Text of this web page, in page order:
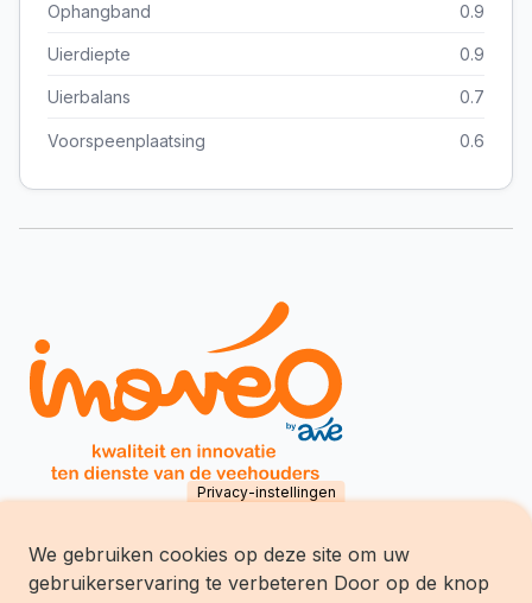
Ophangband 0.9
Uierdiepte 0.9
Uierbalans 0.7
Voorspeenplaatsing 0.6
Inovéo SCES
chemin du Tersoit 32
Privacy-instellingen
We gebruiken cookies op deze site om uw
gebruikerservaring te verbeteren Door op de knop